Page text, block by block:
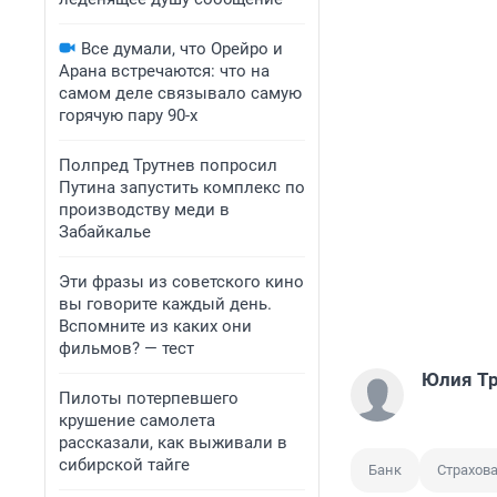
Все думали, что Орейро и
Арана встречаются: что на
самом деле связывало самую
горячую пару 90-х
Полпред Трутнев попросил
Путина запустить комплекс по
производству меди в
Забайкалье
Эти фразы из советского кино
вы говорите каждый день.
Вспомните из каких они
фильмов? — тест
Пилоты потерпевшего
крушение самолета
рассказали, как выживали в
сибирской тайге
Юлия
Банк